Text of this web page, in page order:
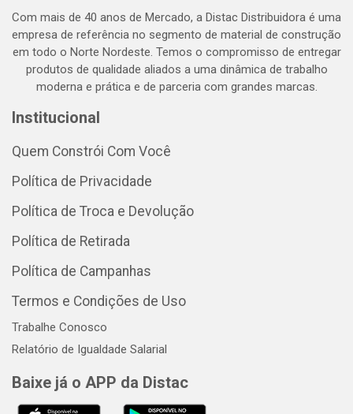
Com mais de 40 anos de Mercado, a Distac Distribuidora é uma
empresa de referência no segmento de material de construção
em todo o Norte Nordeste. Temos o compromisso de entregar
produtos de qualidade aliados a uma dinâmica de trabalho
moderna e prática e de parceria com grandes marcas.
Institucional
Quem Constrói Com Você
Política de Privacidade
Política de Troca e Devolução
Política de Retirada
Política de Campanhas
Termos e Condições de Uso
Trabalhe Conosco
Relatório de Igualdade Salarial
Baixe já o APP da Distac